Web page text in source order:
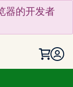
器的开发者